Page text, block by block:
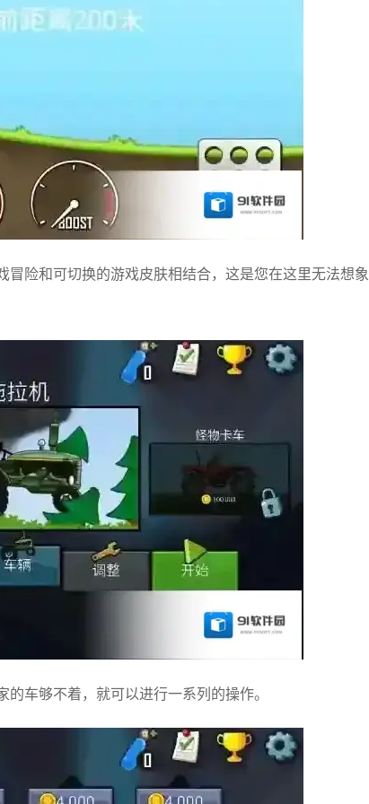
险和可切换的游戏皮肤相结合，这是您在这里无法想象
车够不着，就可以进行一系列的操作。